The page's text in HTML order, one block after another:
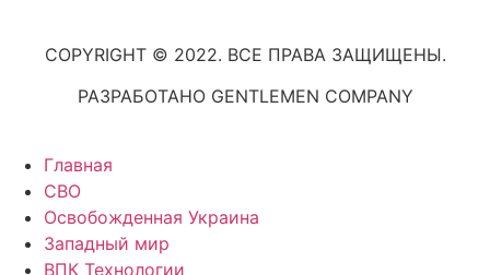
COPYRIGHT © 2022. ВСЕ ПРАВА ЗАЩИЩЕНЫ.
РАЗРАБОТАНО GENTLEMEN COMPANY
Главная
СВО
Освобожденная Украина
Западный мир
ВПК Технологии